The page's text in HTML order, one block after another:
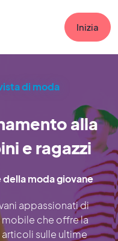
Inizia
di moda
alla
e ragazzi
moda giovane
appassionati di
che offre la
sulle ultime